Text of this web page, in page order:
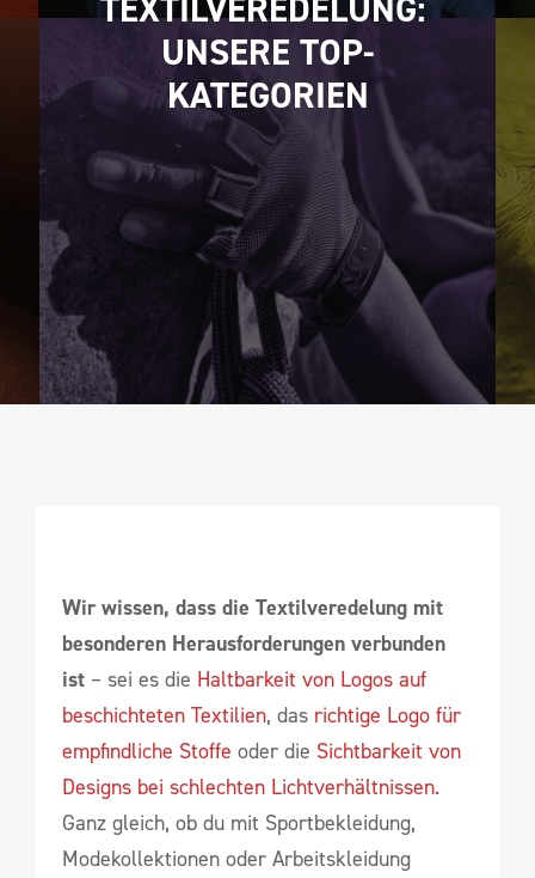
UNSERE TOP-
KATEGORIEN
Wir wissen, dass die Textilveredelung mit
besonderen Herausforderungen verbunden
ist – sei es die Haltbarkeit von Logos auf
beschichteten Textilien, das richtige Logo für
empfindliche Stoffe oder die Sichtbarkeit von
Designs bei schlechten Lichtverhältnissen.
Ganz gleich, ob du mit Sportbekleidung,
Modekollektionen oder Arbeitskleidung